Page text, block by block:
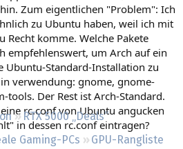
RTX 5000 „Deals“
Gaming-PCs
GPU-Rangliste
Zum eigentlichen "Problem": Ich
zu Ubuntu haben, weil ich mit
Recht komme. Welche Pakete
empfehlenswert, um Arch auf ein
Ubuntu-Standard-Installation zu
verwendung: gnome, gnome-
tools. Der Rest ist Arch-Standard.
rc.conf von Ubuntu angucken
in dessen rc.conf eintragen?